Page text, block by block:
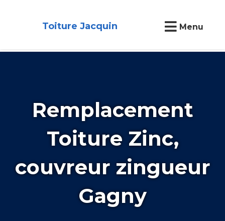
Toiture Jacquin Menu
Remplacement
Toiture Zinc,
couvreur zingueur
Gagny